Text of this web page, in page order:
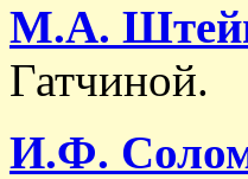
М.А.
Гатчиной.
И.Ф.